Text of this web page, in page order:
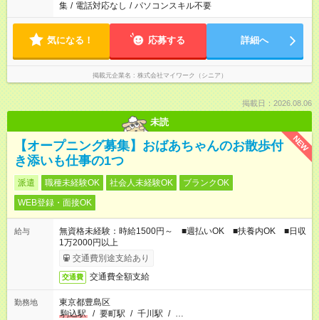
集 / 電話対応なし / パソコンスキル不要
気になる！ 応募する 詳細へ
掲載元企業名 株式会社マイワーク（シニア）
掲載日：2026.08.06
未読
NEW
【オープニング募集】おばあちゃんのお散歩付
き添いも仕事の1つ
派遣 職種未経験OK 社会人未経験OK
ブランクOK
WEB登録・面接OK
給与
無資格未経験：時給1500円～ ■週払いOK ■扶養内OK ■日収
1万2000円以上
交通費別途支給あり
交通費 交通費全額支給
勤務地
東京都豊島区
駒込駅
/ 要町駅 / 千川駅 / …